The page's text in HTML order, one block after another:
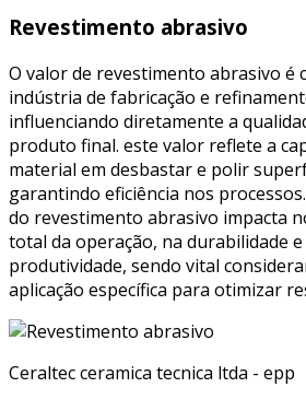
Revestimento abrasivo
O valor de revestimento abrasivo é
indústria de fabricação e
influenciando diretamente a
produto final. este valor reflete a
material em desbastar e polir
garantindo eficiência nos
do revestimento abrasivo impacta
total da operação, na durabilidade e
produtividade, sendo vital
aplicação específica para otimizar
Ceraltec ceramica tecnica ltda - epp